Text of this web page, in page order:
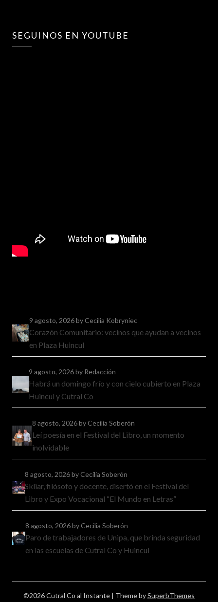
SEGUINOS EN YOUTUBE
9 agosto, 2026by Cecilia Kobryniec
Corazón Comunitario: vecinos que ayudan a vecinos
en Plaza Huincul
9 agosto, 2026by Redacción
Habrá un domingo frío y con cielo cubierto en Plaza
Huincul y Cutral Co
8 agosto, 2026by Cecilia Soberón
Leí poesía en el Festival del Libro, un momento
inolvidable
8 agosto, 2026by Cecilia Soberón
Skliar, filósofo y docente, disertó en el Festival del
Libro y Expo Vocacional “El Mundo en Letras”
8 agosto, 2026by Cecilia Soberón
Paro de trabajadores de Unipa, que brinda seguridad
en las escuelas de Cutral Co y Huincul
©2026 Cutral Co al Instante | Theme bySuperbThemes